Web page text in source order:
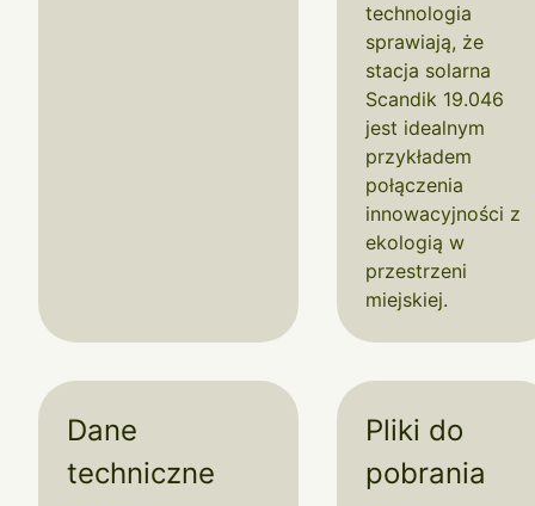
technologia
sprawiają, że
stacja solarna
Scandik 19.046
jest idealnym
przykładem
połączenia
innowacyjności z
ekologią w
przestrzeni
miejskiej.
Dane
techniczne
Pliki do
pobrania